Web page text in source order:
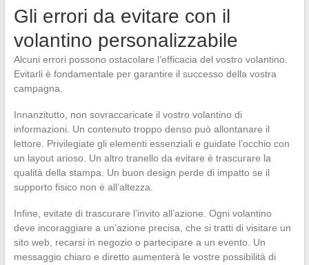
Gli errori da evitare con il
volantino personalizzabile
Alcuni errori possono ostacolare l’efficacia del vostro volantino.
Evitarli è fondamentale per garantire il successo della vostra
campagna.
Innanzitutto, non sovraccaricate il vostro volantino di
informazioni. Un contenuto troppo denso può allontanare il
lettore. Privilegiate gli elementi essenziali e guidate l’occhio con
un layout arioso. Un altro tranello da evitare è trascurare la
qualità della stampa. Un buon design perde di impatto se il
supporto fisico non è all’altezza.
Infine, evitate di trascurare l’invito all’azione. Ogni volantino
deve incoraggiare a un’azione precisa, che si tratti di visitare un
sito web, recarsi in negozio o partecipare a un evento. Un
messaggio chiaro e diretto aumenterà le vostre possibilità di